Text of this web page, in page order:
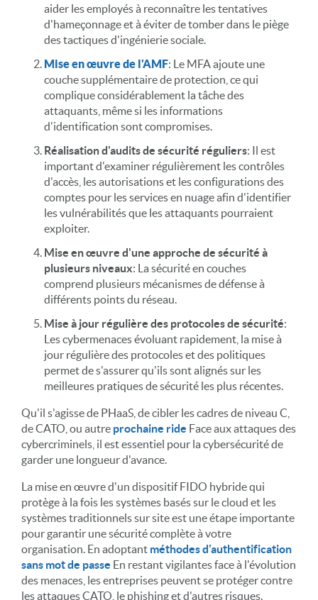
aider les employés à reconnaître les tentatives
d'hameçonnage et à éviter de tomber dans le piège
des tactiques d'ingénierie sociale.
Mise en œuvre de l'AMF: Le MFA ajoute une
couche supplémentaire de protection, ce qui
complique considérablement la tâche des
attaquants, même si les informations
d'identification sont compromises.
Réalisation d'audits de sécurité réguliers: Il est
important d'examiner régulièrement les contrôles
d'accès, les autorisations et les configurations des
comptes pour les services en nuage afin d'identifier
les vulnérabilités que les attaquants pourraient
exploiter.
Mise en œuvre d'une approche de sécurité à
plusieurs niveaux: La sécurité en couches
comprend plusieurs mécanismes de défense à
différents points du réseau.
Mise à jour régulière des protocoles de sécurité:
Les cybermenaces évoluant rapidement, la mise à
jour régulière des protocoles et des politiques
permet de s'assurer qu'ils sont alignés sur les
meilleures pratiques de sécurité les plus récentes.
Qu'il s'agisse de PHaaS, de cibler les cadres de niveau C,
de CATO, ou autre prochaine ride Face aux attaques des
cybercriminels, il est essentiel pour la cybersécurité de
garder une longueur d'avance.
La mise en œuvre d'un dispositif FIDO hybride qui
protège à la fois les systèmes basés sur le cloud et les
systèmes traditionnels sur site est une étape importante
pour garantir une sécurité complète à votre
organisation. En adoptant méthodes d'authentification
sans mot de passe En restant vigilantes face à l'évolution
des menaces, les entreprises peuvent se protéger contre
les attaques CATO, le phishing et d'autres risques.